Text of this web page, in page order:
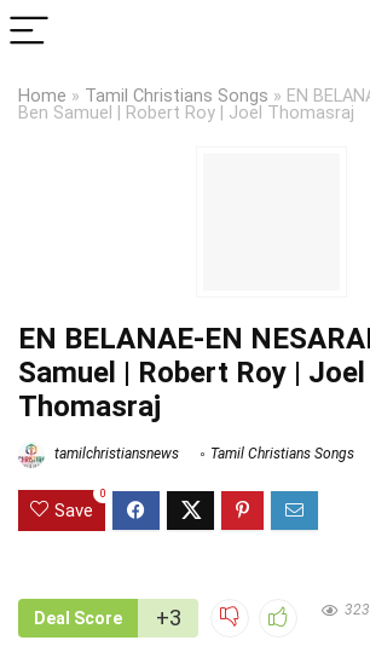
Home » Tamil Christians Songs » EN
Ben Samuel | Robert Roy | Joel Thomasraj
EN BELANAE-EN
Samuel | Robert Roy | Joel
Thomasraj
tamilchristiansnews Tamil Christians Songs
Save
0
Deal Score +3